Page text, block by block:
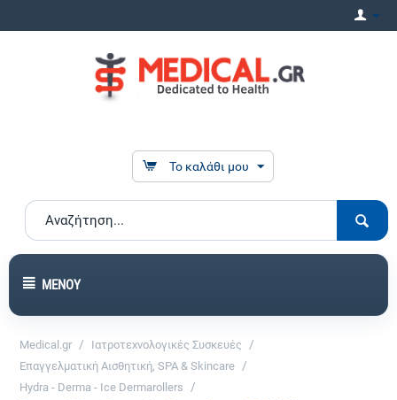
Το καλάθι μου
ΜΕΝΟΎ
Medical.gr / Ιατροτεχνολογικές Συσκευές /
Επαγγελματική Αισθητική, SPA & Skincare /
Hydra - Derma - Ice Dermarollers
/